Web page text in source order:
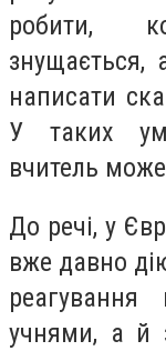
робити,
знущається,
написати
У таких
вчитель
До речі, у
вже давно
учнями, а й